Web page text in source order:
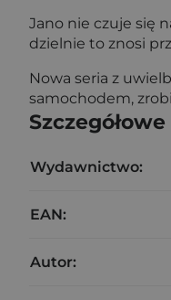
Jano nie czuje się
dzielnie to znosi
Nowa seria z
samochodem,
Wydawnictwo:
EAN:
Autor: